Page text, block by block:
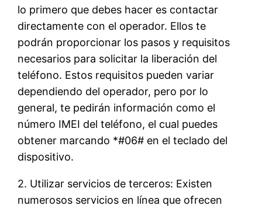
lo primero que debes hacer es contactar
directamente con el operador. Ellos te
podrán proporcionar los pasos y requisitos
necesarios para solicitar la liberación del
teléfono. Estos requisitos pueden variar
dependiendo del operador, pero por lo
general, te pedirán información como el
número IMEI del teléfono, el cual puedes
obtener marcando *#06# en el teclado del
dispositivo.
2. Utilizar servicios de terceros: Existen
numerosos servicios en línea que ofrecen